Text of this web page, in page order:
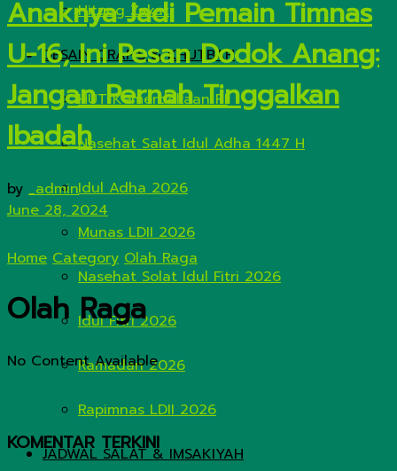
Hitung Zakat
DESAIN GRAFIS & KHUTBAH
HUT Kemerdekaan RI
Nasehat Salat Idul Adha 1447 H
Idul Adha 2026
Munas LDII 2026
Nasehat Solat Idul Fitri 2026
Idul Fitri 2026
Ramadan 2026
Rapimnas LDII 2026
JADWAL SALAT & IMSAKIYAH
Anaknya Jadi Pemain Timnas
U-16, Ini Pesan Dodok Anang:
Jangan Pernah Tinggalkan
Ibadah
by _admin
June 28, 2024
Home Category Olah Raga
Olah Raga
No Content Available
KOMENTAR TERKINI